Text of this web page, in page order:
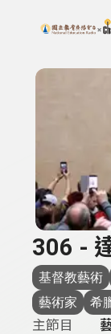
上方功能區
搜尋關鍵字：
306 -
基督教藝術
藝術家
希
主節目